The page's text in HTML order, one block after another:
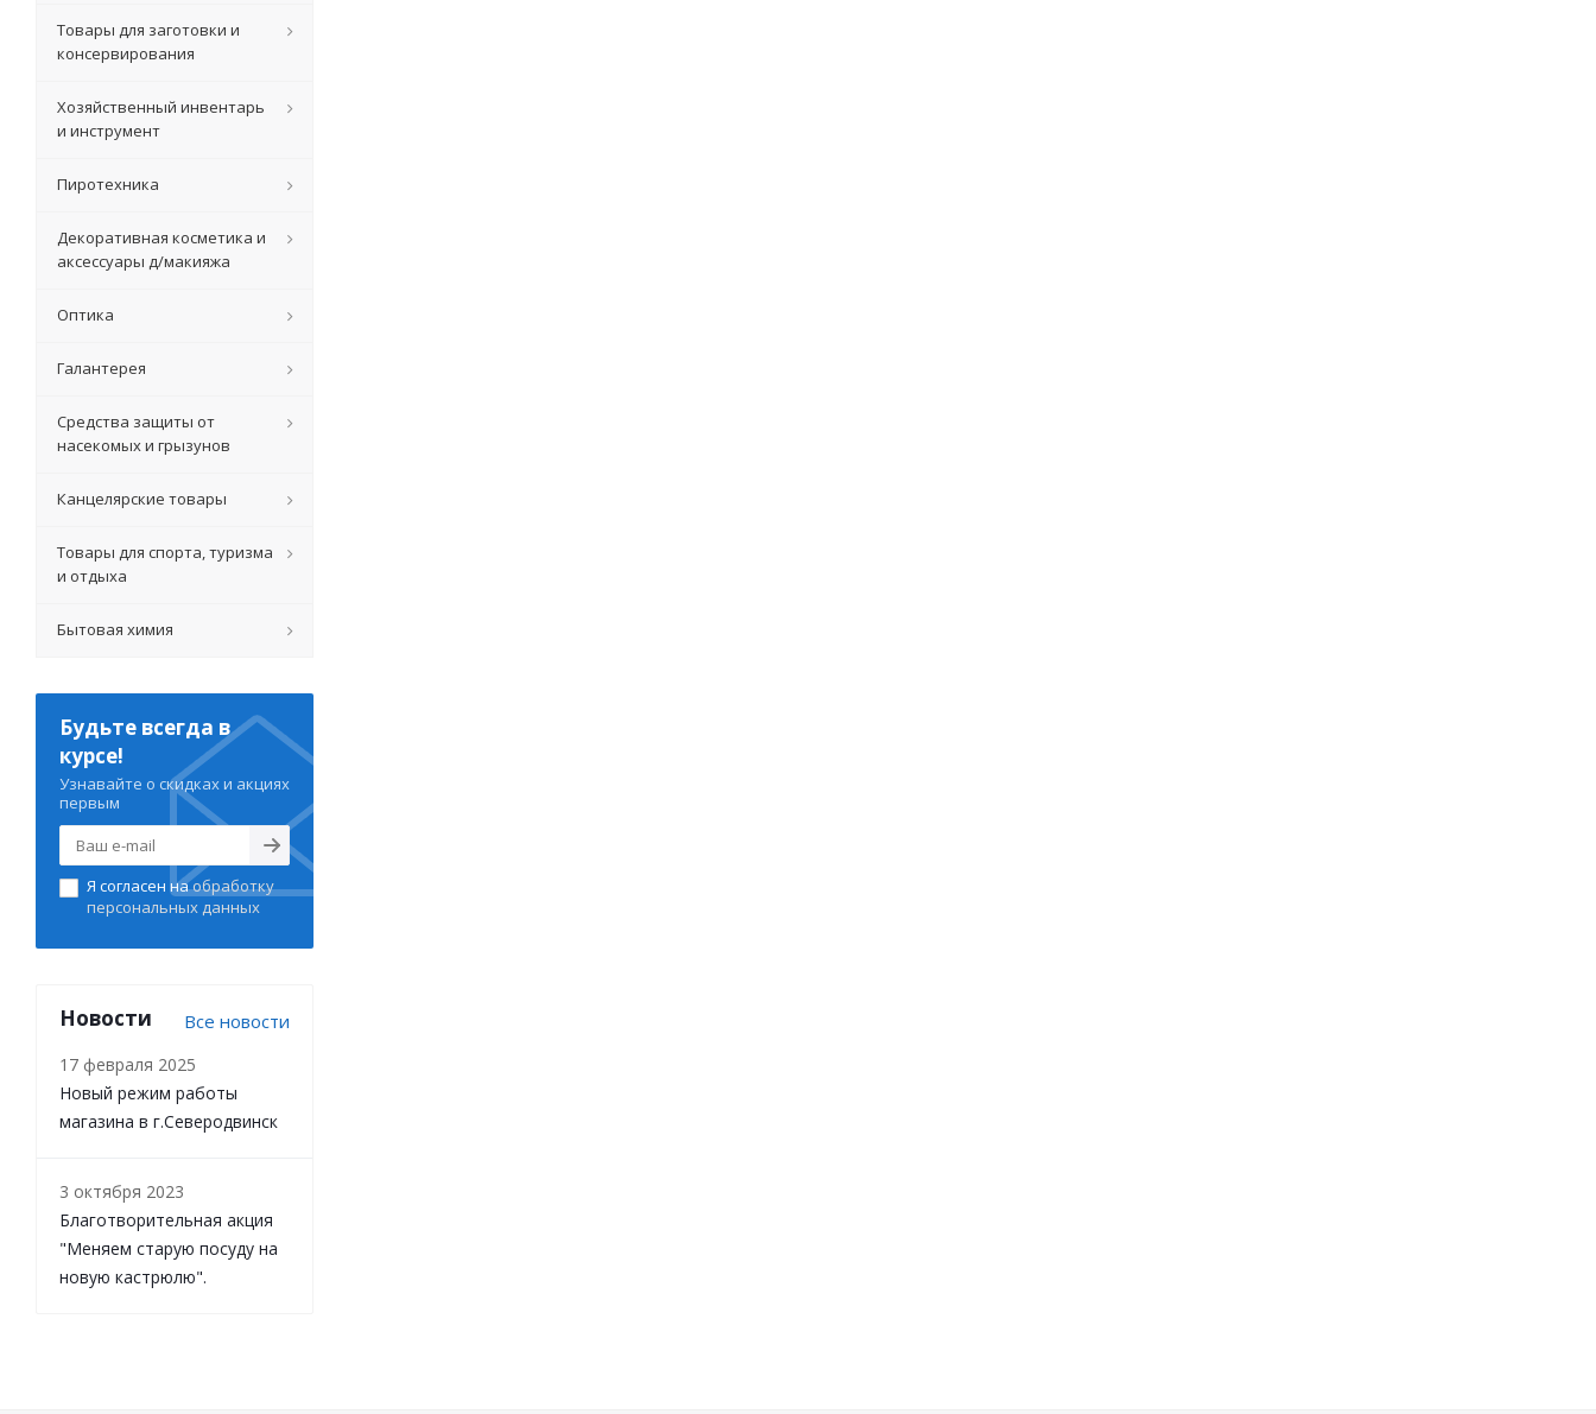
Товары для заготовки и
консервирования
Хозяйственный инвентарь
и инструмент
Пиротехника
Декоративная косметика и
аксессуары д/макияжа
Оптика
Галантерея
Средства защиты от
насекомых и грызунов
Канцелярские товары
Товары для спорта, туризма
и отдыха
Бытовая химия
Будьте всегда в
курсе!
Узнавайте о скидках и акциях
первым
Я согласен наобработку
персональных данных
Новости Все новости
17 февраля 2025
Новый режим работы
магазина в г.Северодвинск
3 октября 2023
Благотворительная акция
"Меняем старую посуду на
новую кастрюлю".